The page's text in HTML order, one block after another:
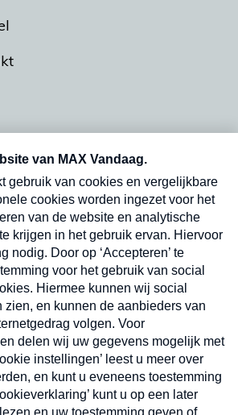
abonnement op onze
vrijdag- en dinsdagochtend in
Verzend
abonnement op onze